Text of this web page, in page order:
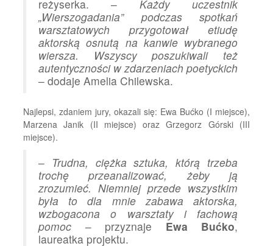
reżyserka. – Każdy uczestnik
„Wierszogadania” podczas spotkań
warsztatowych przygotował etiudę
aktorską osnutą na kanwie wybranego
wiersza. Wszyscy poszukiwali też
autentyczności w zdarzeniach poetyckich
– dodaje Amelia Chilewska.
Najlepsi, zdaniem jury, okazali się: Ewa Bućko (I miejsce),
Marzena Janik (II miejsce) oraz Grzegorz Górski (III
miejsce).
– Trudna, ciężka sztuka, którą trzeba
trochę przeanalizować, żeby ją
zrozumieć. Niemniej przede wszystkim
była to dla mnie zabawa aktorska,
wzbogacona o warsztaty i fachową
pomoc – przyznaje Ewa Bućko,
laureatka projektu.